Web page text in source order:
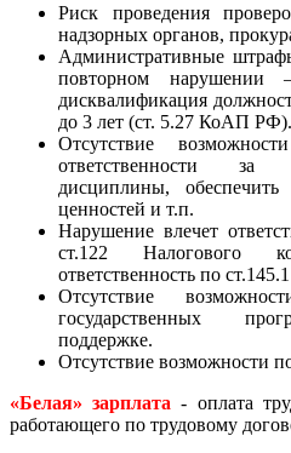
Риск проведения
надзорных органов,
Административные
повторном
дисквалификация
до 3 лет (ст. 5.27 КоАП РФ).
Отсутствие
ответственности за
дисциплины, обеспечить
ценностей и т.п.
Нарушение влечет
ст.122 Налогового
ответственность по
Отсутствие
государственных
поддержке.
Отсутствие возможности
«Белая» зарплата - оплата
работающего по трудовому